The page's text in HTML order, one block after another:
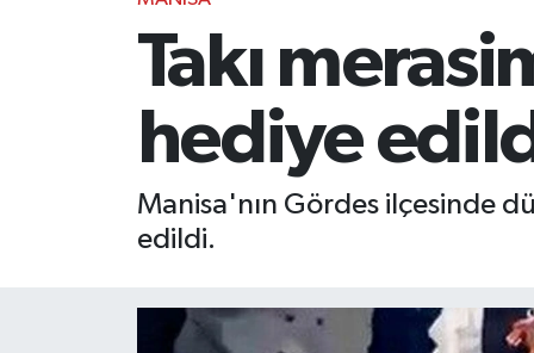
Takı
hediye
Manisa'nın Gördes ilçesinde
edildi.
Süper Lig Puan Durumu ve Fikstür
Tüm Manşetler
Son Dakika Haberleri
Haber Arşivi